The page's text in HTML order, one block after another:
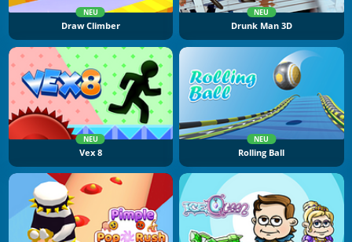
NEU
Draw Climber
NEU
Drunk Man 3D
NEU
Vex 8
NEU
Rolling Ball